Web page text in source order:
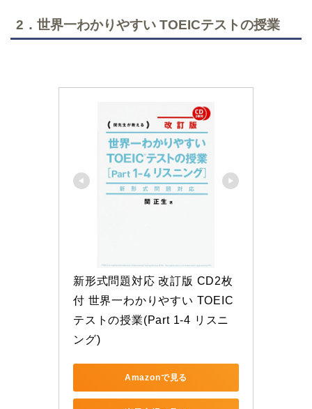
2．世界一わかりやすい TOEICテストの授業
新形式問題対応 改訂版 CD2枚
付 世界一わかりやすい TOEIC
テストの授業(Part 1‐4 リスニ
ング)
Amazonで見る